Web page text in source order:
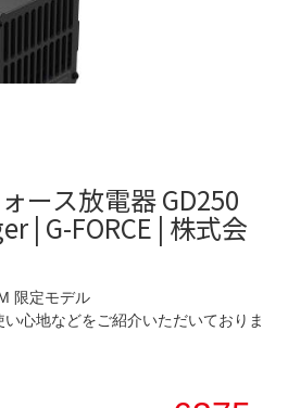
ース放電器 GD250
| G-FORCE | 株式会
限定モデル
心地などをご紹介いただいておりま